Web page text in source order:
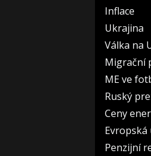
Inflace
Ukrajina
Válka na
Migrační
ME ve
Ruský
Ceny
Evropská
Penzijní